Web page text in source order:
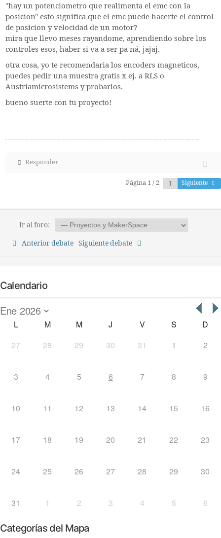
"hay un potenciometro que realimenta el emc con la
posicion" esto significa que el emc puede hacerte el control
de posicion y velocidad de un motor?
mira que llevo meses rayandome, aprendiendo sobre los
controles esos, haber si va a ser pa ná, jajaj.
otra cosa, yo te recomendaria los encoders magneticos,
puedes pedir una muestra gratis x ej. a RLS o
Austriamicrosistems y probarlos.
bueno suerte con tu proyecto!
Responder
Página 1 / 2 Siguiente
Ir al foro:
Anterior debate Siguiente debate
Calendario
L M M J V S
D
27
28 29 30 31 1 2
3 4 5 6 7 8 9
10 11 12 13 14 15 16
17 18 19 20 21 22 23
24 25 26 27 28 29 30
31 1 2 3 4 5 6
Categorías del Mapa